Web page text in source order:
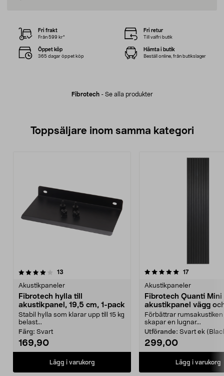
Fibrotech- Se alla produkter
Fri frakt
Från 599 kr*
Fri retur
Till valfri butik
Öppet köp
365 dagar öppet köp
Hämta i butik
Beställ online, från butikslager
Toppsäljare inom samma kategori
13
Akustikpaneler
Fibrotech hylla till
akustikpanel, 19,5 cm, 1-pack
Stabil hylla som klarar upp till 15 kg
belast...
Färg: Svart
169,90
Lägg i varukorg
5.0 av 5 stjärnor 17recensioner
Akustikpaneler
Fibrotech Quanti Mini
akustikpanel vägg
2-pack
Förbättrar
skapar en lugnar...
Utförande: Svart ek
299,00
Lägg i varukorg
4.5 av 5 stjärnor